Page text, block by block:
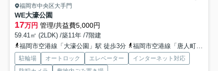
福岡市中央区大手門
WE大濠公園
17万円 管理/共益費5,000円
59.41㎡ (2LDK) /築11年 /7階建
福岡市空港線「大濠公園」駅 徒歩3分
福岡市空港線「唐人町」駅 徒歩13分
駐輪場 オートロック エレベーター
インターネット対応